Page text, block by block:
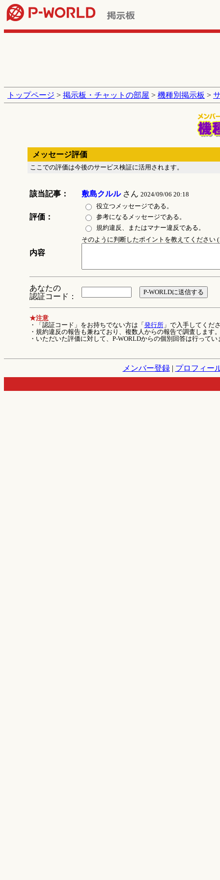
トップページ > 掲示板・チャットの部屋 > 機種別掲示板 >
メッセージ評価
ここでの評価は今後のサービス検証に活用されます。
該当記事： 敷島クルルさん 2024/09/06 20:18
評価：
役立つメッセージである。
参考になるメッセージである。
規約違反、またはマナー違反である。
内容
そのように判断したポイントを教えてください
あなたの
認証コード：
★注意
・「認証コード」をお持ちでない方は「 発行所」で入手してくだ
・規約違反の報告も兼ねており、複数人からの報告で調査します
・いただいた評価に対して、P-WORLDからの個別回答は行ってい
メンバー登録| プロフィー